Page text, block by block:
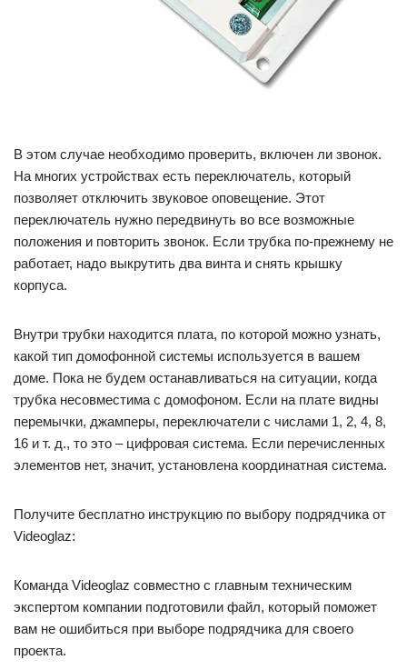
В этом случае необходимо проверить, включен ли звонок.
На многих устройствах есть переключатель, который
позволяет отключить звуковое оповещение. Этот
переключатель нужно передвинуть во все возможные
положения и повторить звонок. Если трубка по-прежнему не
работает, надо выкрутить два винта и снять крышку
корпуса.
Внутри трубки находится плата, по которой можно узнать,
какой тип домофонной системы используется в вашем
доме. Пока не будем останавливаться на ситуации, когда
трубка несовместима с домофоном. Если на плате видны
перемычки, джамперы, переключатели с числами 1, 2, 4, 8,
16 и т. д., то это – цифровая система. Если перечисленных
элементов нет, значит, установлена координатная система.
Получите бесплатно инструкцию по выбору подрядчика от
Videoglaz:
Команда Videoglaz совместно с главным техническим
экспертом компании подготовили файл, который поможет
вам не ошибиться при выборе подрядчика для своего
проекта.